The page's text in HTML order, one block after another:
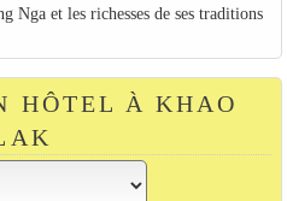
Nga et les richesses de ses traditions
HÔTEL À KHAO